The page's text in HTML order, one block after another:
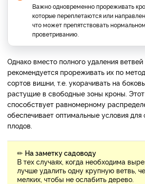
Важно одновременно прореживать
которые переплетаются или
что может препятствовать
проветриванию.
Однако вместо полного удаления ветвей
рекомендуется прореживать их по
сортов вишни, т.е. укорачивать на
растущие в свободные зоны кроны.
способствует равномерному
обеспечивает оптимальные условия
плодов.
✏ На заметку садоводу
В тех случаях, когда необходима
лучше удалить одну крупную ветвь,
мелких, чтобы не ослабить дерево.